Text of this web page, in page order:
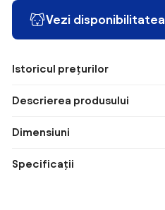
Vezi disponibilitatea
Istoricul prețurilor
Descrierea produsului
Dimensiuni
Specificații